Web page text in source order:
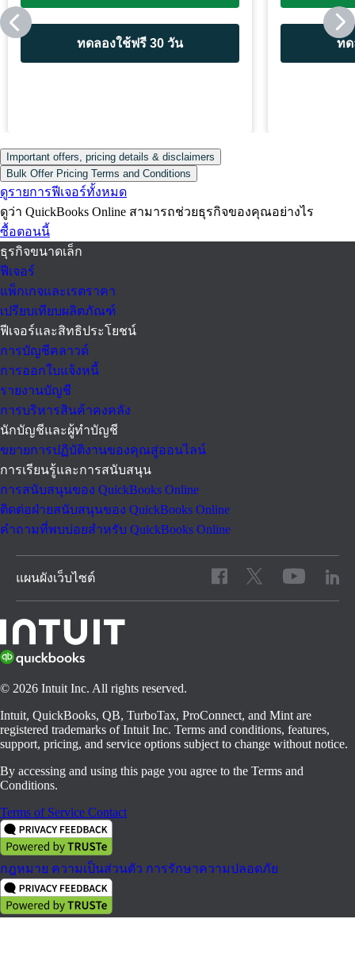
ทดลองใช้ฟรี 30 วัน ทด
Important offers, pricing details & disclaimers
Bulk Offer Pricing Terms and Conditions
ดูรายการฟีเจอร์ทั้งหมด
ดูว่า QuickBooks Online สามารถช่วยธุรกิจของคุณอย่างไร
ซื้อตอนนี้
ธุรกิจขนาดเล็ก
ฟีเจอร์
แพ็กเกจและเรตราคา
เปรียบเทียบผลิตภัณฑ์
ฟีเจอร์และสิทธิประโยชน์
การบัญชีคลาวด์
การออกใบแจ้งหนี้
รายงานบัญชี
การบริหารสินค้าคงคลัง
นักบัญชีและผู้ทำบัญชี
ขยายการปฏิบัติงานของคุณสู่ออนไลน์
การเรียนรู้และการสนับสนุน
การสนับสนุนของ QuickBooks Online
ติดต่อฝ่ายสนับสนุนของ QuickBooks Online
คำถามที่พบบ่อยสำหรับ QuickBooks Online
แผนผังเว็บไซต์
© 2026 Intuit Inc. All rights reserved.
Intuit, QuickBooks, QB, TurboTax, ProConnect, and Mint are
registered trademarks of Intuit Inc. Terms and conditions, features,
support, pricing, and service options subject to change without notice.
By accessing and using this page you agree to the Terms and
Conditions.
Terms of Service Contact
กฎหมาย ความเป็นส่วนตัว การรักษาความปลอดภัย